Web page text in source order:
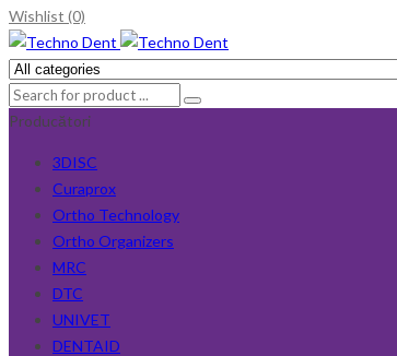
Wishlist (0)
Producători
3DISC
Curaprox
Ortho Technology
Ortho Organizers
MRC
DTC
UNIVET
DENTAID